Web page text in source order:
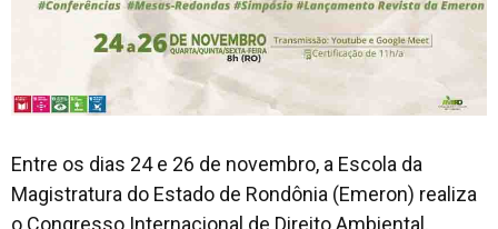
Entre os dias 24 e 26 de novembro, a Escola da
Magistratura do Estado de Rondônia (Emeron) realiza